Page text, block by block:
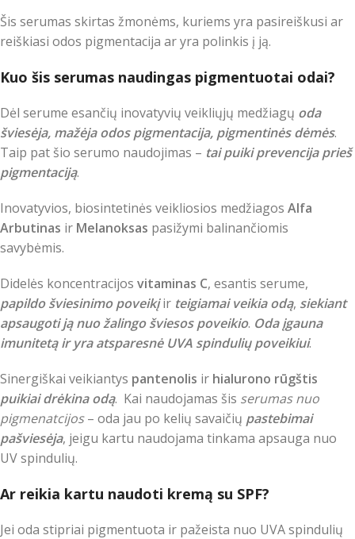
Šis serumas skirtas žmonėms, kuriems yra pasireiškusi ar
reiškiasi odos pigmentacija ar yra polinkis į ją.
Kuo šis serumas naudingas pigmentuotai odai?
Dėl serume esančių inovatyvių veikliųjų medžiagų oda
šviesėja, mažėja odos pigmentacija, pigmentinės dėmės.
Taip pat šio serumo naudojimas – tai puiki prevencija prieš
pigmentaciją.
Inovatyvios, biosintetinės veikliosios medžiagos Alfa
Arbutinas ir Melanoksas pasižymi balinančiomis
savybėmis.
Didelės koncentracijos vitaminas C, esantis serume,
papildo šviesinimo poveikįir teigiamai veikia odą, siekiant
apsaugoti ją nuo žalingo šviesos poveikio. Oda įgauna
imunitetą ir yra atsparesnė UVA spindulių poveikiui.
Sinergiškai veikiantys pantenolis ir hialurono rūgštis
puikiai drėkina odą. Kai naudojamas šis serumas nuo
pigmenatcijos– oda jau po kelių savaičių pastebimai
pašviesėja, jeigu kartu naudojama tinkama apsauga nuo
UV spindulių.
Ar reikia kartu naudoti kremą su SPF?
Jei oda stipriai pigmentuota ir pažeista nuo UVA spindulių